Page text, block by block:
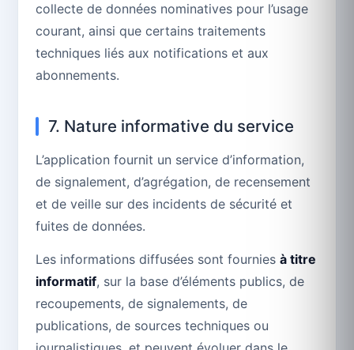
collecte de données nominatives pour l’usage
courant, ainsi que certains traitements
techniques liés aux notifications et aux
abonnements.
7. Nature informative du service
L’application fournit un service d’information,
de signalement, d’agrégation, de recensement
et de veille sur des incidents de sécurité et
fuites de données.
Les informations diffusées sont fournies à titre
informatif, sur la base d’éléments publics, de
recoupements, de signalements, de
publications, de sources techniques ou